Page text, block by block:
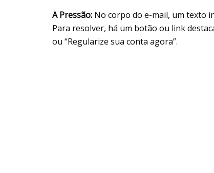
A Pressão: No corpo do e-mail, um texto
Para resolver, há um botão ou link
ou “Regularize sua conta agora”.